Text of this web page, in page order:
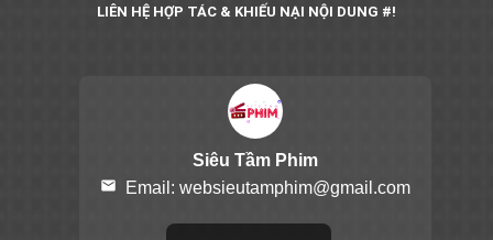
LIÊN HỆ HỢP TÁC & KHIẾU NẠI NỘI DUNG #!
Siêu Tầm Phim
email Email: websieutamphim@gmail.com